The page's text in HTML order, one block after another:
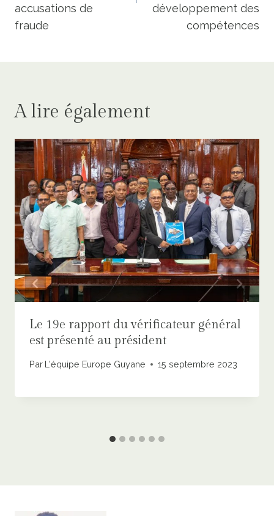
accusations de
fraude
développement des
compétences
A lire également
Le 19e rapport du vérificateur général
est présenté au président
Par L'équipe Europe Guyane 15 septembre 2023